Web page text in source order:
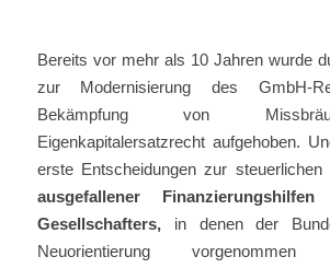
Bereits vor mehr als 10 Jahren wurde
zur Modernisierung des GmbH-
Bekämpfung von
Eigenkapitalersatzrecht aufgehoben.
erste Entscheidungen zur steuerlichen
ausgefallener
Gesellschafters,in denen der
Neuorientierung